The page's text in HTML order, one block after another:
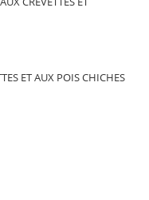
ET AUX POIS CHICHES